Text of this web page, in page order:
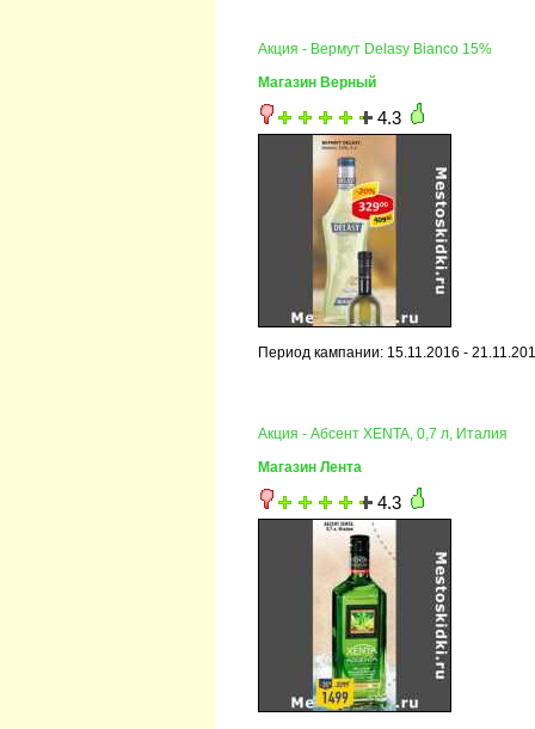
Акция - Вермут Delasy Bianco 15%
Магазин Верный
4.3
Период кампании: 15.11.2016 -
Акция - Абсент XENTA, 0,7 л, Италия
Магазин Лента
4.3